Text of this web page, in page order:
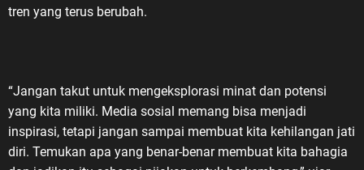
tren yang terus berubah.
“Jangan takut untuk mengeksplorasi minat dan potensi
yang kita miliki. Media sosial memang bisa menjadi
inspirasi, tetapi jangan sampai membuat kita kehilangan jati
diri. Temukan apa yang benar-benar membuat kita bahagia